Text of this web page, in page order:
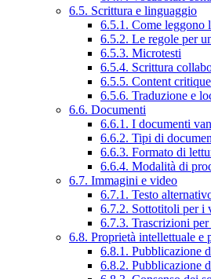
6.5. Scrittura e linguaggio
6.5.1. Come leggono
6.5.2. Le regole per
6.5.3. Microtesti
6.5.4. Scrittura
6.5.5. Content critique
6.5.6. Traduzione e
6.6. Documenti
6.6.1. I documenti
6.6.2. Tipi di
6.6.3. Formato di
6.6.4. Modalità di
6.7. Immagini e video
6.7.1. Testo
6.7.2. Sottotitoli per i
6.7.3. Trascrizioni
6.8. Proprietà intellettuale e
6.8.1. Pubblicazione
6.8.2. Pubblicazione